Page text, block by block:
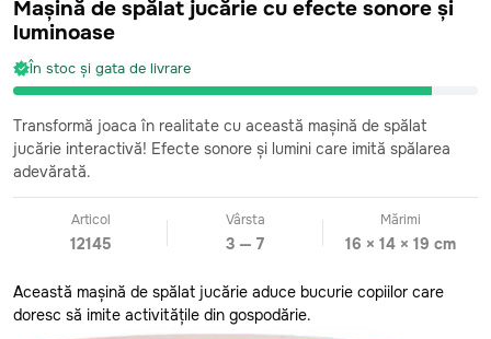
Mașină de spălat jucărie cu efecte sonore și
luminoase
În stoc și gata de livrare
Transformă joaca în realitate cu această mașină de spălat
jucărie interactivă! Efecte sonore și lumini care imită spălarea
adevărată.
Articol
12145
Vârsta
3 — 7
Mărimi
16 × 14 × 19 cm
Această mașină de spălat jucărie aduce bucurie copiilor care
doresc să imite activitățile din gospodărie.